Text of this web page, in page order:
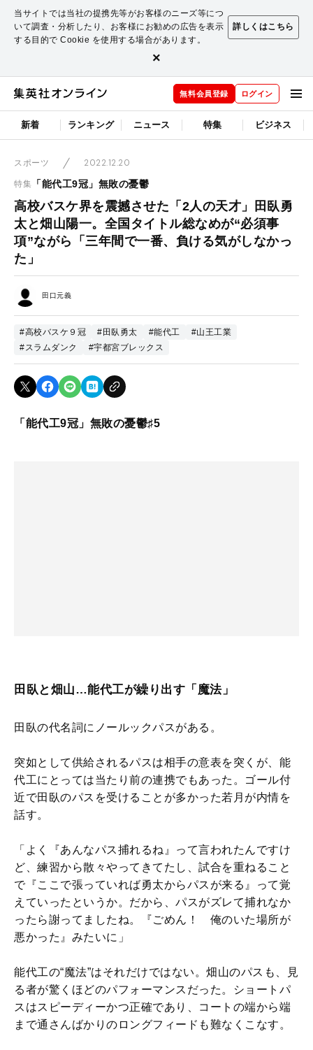
当サイトでは当社の提携先等がお客様のニーズ等につ
いて調査・分析したり、お客様にお勧めの広告を表示
する目的で Cookie を使用する場合があります。
詳しくはこちら
×
無料会員登録 ログイン
新着 ランキング ニュース 特集 ビジネス
スポーツ 2022.12.20
特集 「能代工9冠」無敗の憂鬱
高校バスケ界を震撼させた「2人の天才」田臥勇
太と畑山陽一。全国タイトル総なめが“必須事
項”ながら「三年間で一番、負ける気がしなかっ
た」
田口元義
#高校バスケ９冠 #田臥勇太 #能代工
#山王工業
#スラムダンク
#宇都宮ブレックス
「能代工9冠」無敗の憂鬱♯5
田臥と畑山…能代工が繰り出す「魔法」
田臥の代名詞にノールックパスがある。
突如として供給されるパスは相手の意表を突くが、能
代工にとっては当たり前の連携でもあった。ゴール付
近で田臥のパスを受けることが多かった若月が内情を
話す。
「よく『あんなパス捕れるね』って言われたんですけ
ど、練習から散々やってきてたし、試合を重ねること
で『ここで張っていれば勇太からパスが来る』って覚
えていったというか。だから、パスがズレて捕れなか
ったら謝ってましたね。『ごめん！ 俺のいた場所が
悪かった』みたいに」
能代工の“魔法”はそれだけではない。畑山のパスも、見
る者が驚くほどのパフォーマンスだった。ショートパ
スはスピーディーかつ正確であり、コートの端から端
まで通さんばかりのロングフィードも難なくこなす。